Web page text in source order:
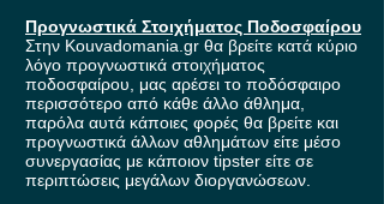
Προγνωστικά Στοιχήματος Ποδοσφαίρου
Στην Kouvadomania.gr θα βρείτε κατά κύριο
λόγο προγνωστικά στοιχήματος
ποδοσφαίρου, μας αρέσει το ποδόσφαιρο
περισσότερο από κάθε άλλο άθλημα,
παρόλα αυτά κάποιες φορές θα βρείτε και
προγνωστικά άλλων αθλημάτων είτε μέσο
συνεργασίας με κάποιον tipster είτε σε
περιπτώσεις μεγάλων διοργανώσεων.